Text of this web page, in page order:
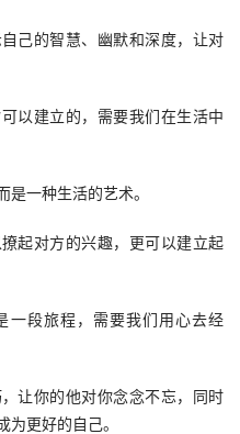
的智慧、幽默和深度，让对
建立的，需要我们在生活中
一种生活的艺术。
对方的兴趣，更可以建立起
段旅程，需要我们用心去经
你的他对你念念不忘，同时
更好的自己。